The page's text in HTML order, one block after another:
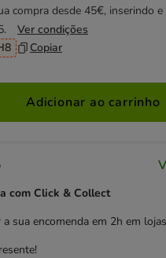
compra desde 45€, inserindo
Ver condições
Copiar
Adicionar ao carrinho
com Click & Collect
sua encomenda em 2h em lojas